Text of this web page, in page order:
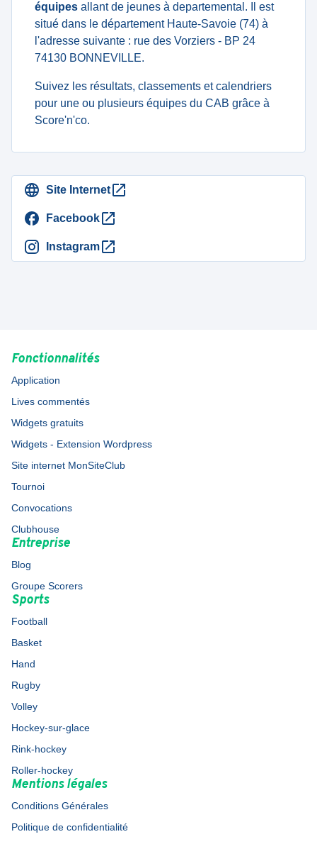
équipes allant de jeunes à departemental. Il est
situé dans le département Haute-Savoie (74) à
l'adresse suivante : rue des Vorziers - BP 24
74130 BONNEVILLE.
Suivez les résultats, classements et calendriers
pour une ou plusieurs équipes du CAB grâce à
Score'n'co.
Site Internet
Facebook
Instagram
Fonctionnalités
Application
Lives commentés
Widgets gratuits
Widgets - Extension Wordpress
Site internet MonSiteClub
Tournoi
Convocations
Clubhouse
Entreprise
Blog
Groupe Scorers
Sports
Football
Basket
Hand
Rugby
Volley
Hockey-sur-glace
Rink-hockey
Roller-hockey
Mentions légales
Conditions Générales
Politique de confidentialité